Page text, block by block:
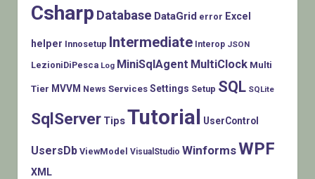
Csharp Database DataGrid error Excel
helper Innosetup Intermediate Interop JSON
LezioniDiPesca Log MiniSqlAgent MultiClock Multi
Tier MVVM News Services Settings Setup SQL SQLite
SqlServer TipsTutorial UserControl
UsersDb ViewModel VisualStudio WinformsWPF
XML